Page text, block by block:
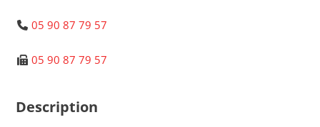
05 90 87 79 57
05 90 87 79 57
Description